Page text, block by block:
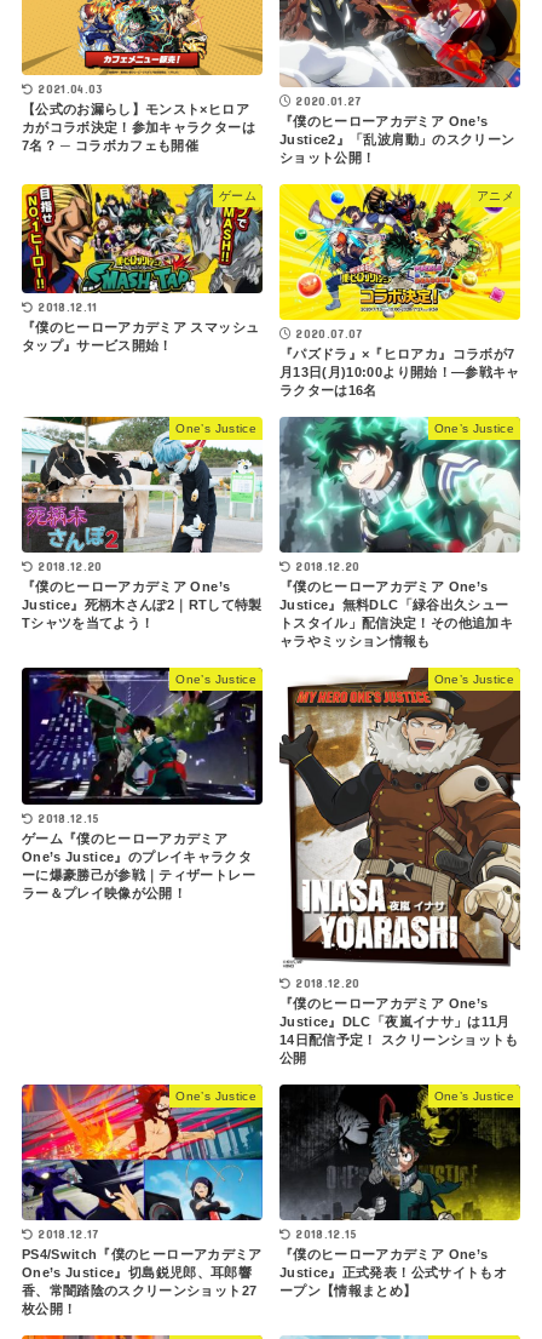
2021.04.03
【公式のお漏らし】モンスト×ヒロア
カがコラボ決定！参加キャラクターは
7名？ ─ コラボカフェも開催
2020.01.27
『僕のヒーローアカデミア One’s
Justice2』「乱波肩動」のスクリーン
ショット公開！
ゲーム
2018.12.11
『僕のヒーローアカデミア スマッシュ
タップ』サービス開始！
アニメ
2020.07.07
『パズドラ』×『ヒロアカ』コラボが7
月13日(月)10:00より開始！―参戦キャ
ラクターは16名
One’s Justice
2018.12.20
『僕のヒーローアカデミア One’s
Justice』死柄木さんぽ2｜RTして特製
Tシャツを当てよう！
One’s Justice
2018.12.20
『僕のヒーローアカデミア One’s
Justice』無料DLC「緑谷出久シュー
トスタイル」配信決定！その他追加キ
ャラやミッション情報も
One’s Justice
2018.12.15
ゲーム『僕のヒーローアカデミア
One’s Justice』のプレイキャラクタ
ーに爆豪勝己が参戦｜ティザートレー
ラー＆プレイ映像が公開！
One’s Justice
2018.12.20
『僕のヒーローアカデミア One’s
Justice』DLC「夜嵐イナサ」は11月
14日配信予定！ スクリーンショットも
公開
One’s Justice
2018.12.17
PS4/Switch『僕のヒーローアカデミア
One’s Justice』切島鋭児郎、耳郎響
香、常闇踏陰のスクリーンショット27
枚公開！
One’s Justice
2018.12.15
『僕のヒーローアカデミア One’s
Justice』正式発表！公式サイトもオ
ープン【情報まとめ】